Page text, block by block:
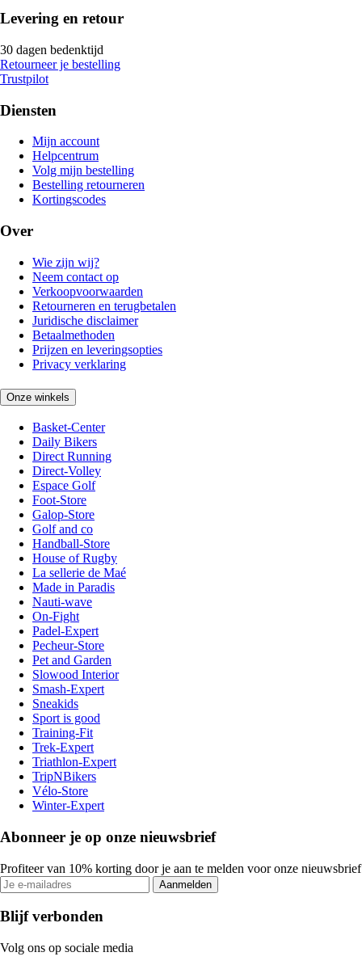
Levering en retour
30 dagen bedenktijd
Retourneer je bestelling
Trustpilot
Diensten
Mijn account
Helpcentrum
Volg mijn bestelling
Bestelling retourneren
Kortingscodes
Over
Wie zijn wij?
Neem contact op
Verkoopvoorwaarden
Retourneren en terugbetalen
Juridische disclaimer
Betaalmethoden
Prijzen en leveringsopties
Privacy verklaring
Onze winkels
Basket-Center
Daily Bikers
Direct Running
Direct-Volley
Espace Golf
Foot-Store
Galop-Store
Golf and co
Handball-Store
House of Rugby
La sellerie de Maé
Made in Paradis
Nauti-wave
On-Fight
Padel-Expert
Pecheur-Store
Pet and Garden
Slowood Interior
Smash-Expert
Sneakids
Sport is good
Training-Fit
Trek-Expert
Triathlon-Expert
TripNBikers
Vélo-Store
Winter-Expert
Abonneer je op onze nieuwsbrief
Profiteer van 10% korting door je aan te melden voor onze nieuwsbrief
Aanmelden
Blijf verbonden
Volg ons op sociale media